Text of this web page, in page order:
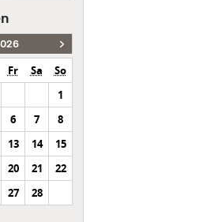
Fr Sa
So
1
6 7
8
13 14
15
20 21
22
27 28